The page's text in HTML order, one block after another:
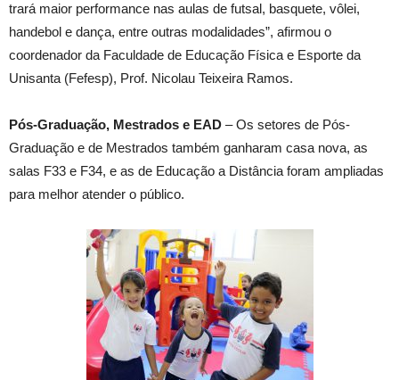
trará maior performance nas aulas de futsal, basquete, vôlei,
handebol e dança, entre outras modalidades”, afirmou o
coordenador da Faculdade de Educação Física e Esporte da
Unisanta (Fefesp), Prof. Nicolau Teixeira Ramos.
Pós-Graduação, Mestrados e EAD – Os setores de Pós-
Graduação e de Mestrados também ganharam casa nova, as
salas F33 e F34, e as de Educação a Distância foram ampliadas
para melhor atender o público.